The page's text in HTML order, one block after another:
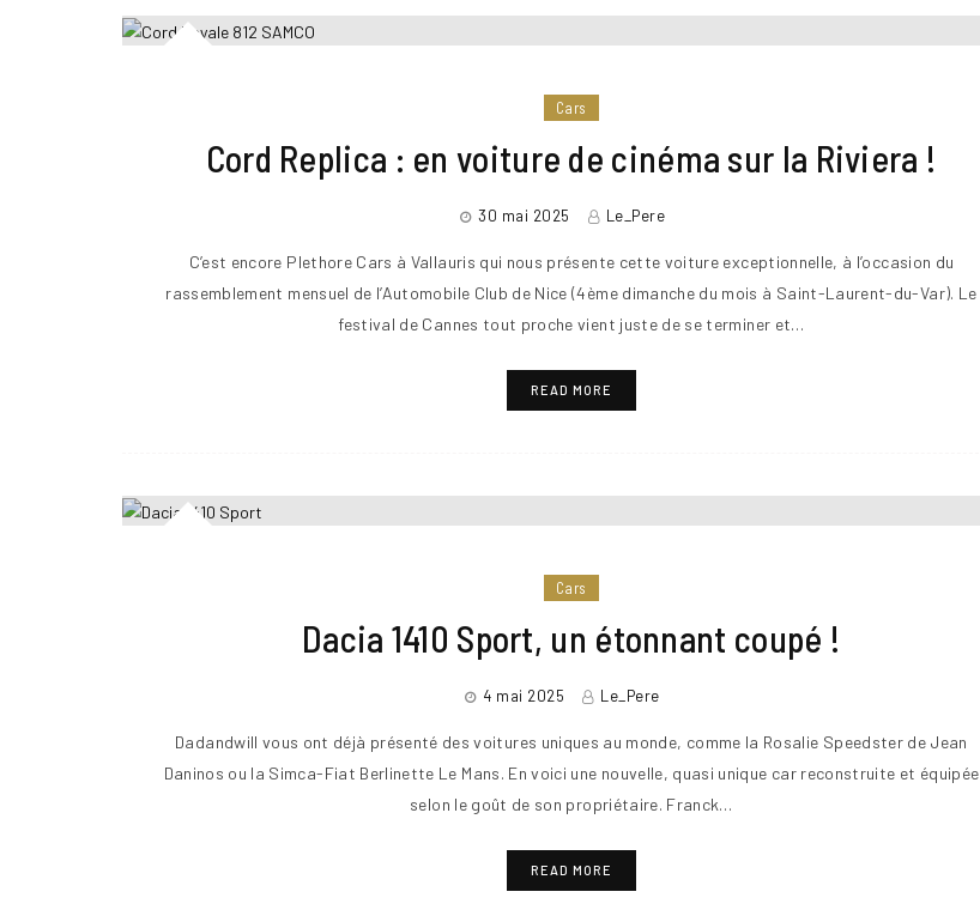
Cars
Cord Replica : en voiture de cinéma sur la Riviera !
30 mai 2025 Le_Pere
C’est encore Plethore Cars à Vallauris qui nous présente cette voiture exceptionnelle, à l’occasion du
rassemblement mensuel de l’Automobile Club de Nice (4ème dimanche du mois à Saint-Laurent-du-Var). Le
festival de Cannes tout proche vient juste de se terminer et…
READ MORE
Cars
Dacia 1410 Sport, un étonnant coupé !
4 mai 2025 Le_Pere
Dadandwill vous ont déjà présenté des voitures uniques au monde, comme la Rosalie Speedster de Jean
Daninos ou la Simca-Fiat Berlinette Le Mans. En voici une nouvelle, quasi unique car reconstruite et équipée
selon le goût de son propriétaire. Franck…
READ MORE